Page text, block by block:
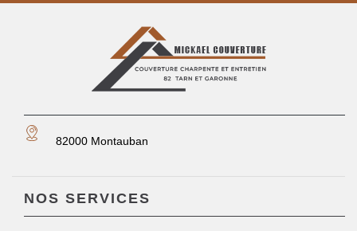
82000 Montauban
NOS SERVICES